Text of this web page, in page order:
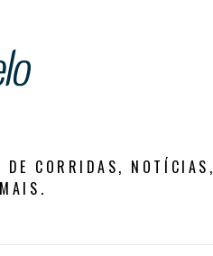
DE CORRIDAS, NOTÍCIAS,